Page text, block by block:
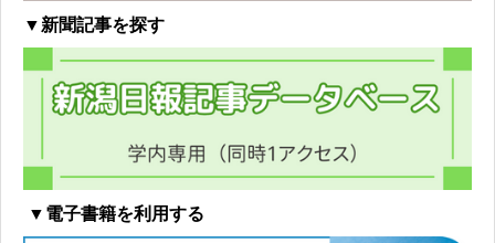
▼新聞記事を探す
▼電子書籍を利用する